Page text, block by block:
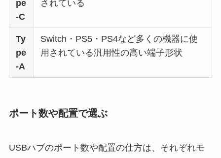
pe
-C
されている
Ty
pe
-A
Switch・PS5・PS4など多くの機器に使
用されている汎用性の高い端子形状
ポート数や配置で選ぶ
USBハブのポート数や配置の仕方は、それぞれモ